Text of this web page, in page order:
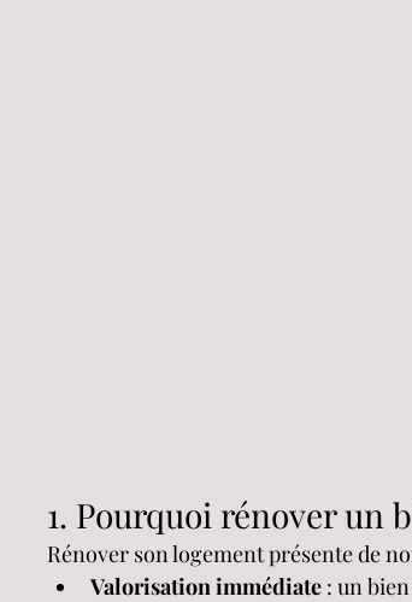
1. Pourquoi rénover un
Rénover son logement présente de
Valorisation immédiate : un